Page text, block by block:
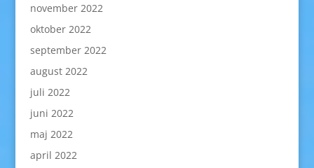
november 2022
oktober 2022
september 2022
august 2022
juli 2022
juni 2022
maj 2022
april 2022